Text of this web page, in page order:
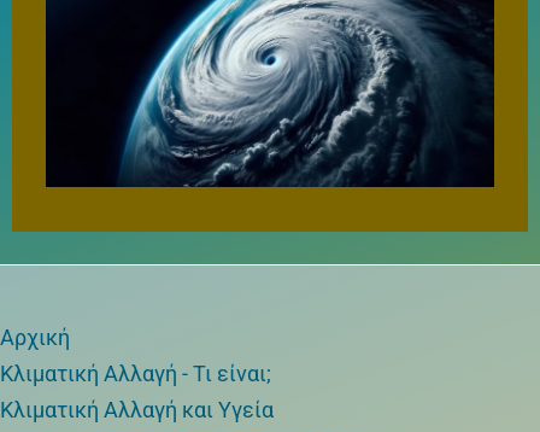
Αρχική
Κλιματική Αλλαγή - Τι είναι;
Κλιματική Αλλαγή και Υγεία